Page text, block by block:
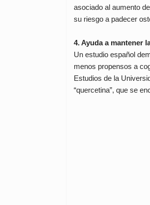
asociado al aumento
su riesgo a padecer
4. Ayuda a mantener
Un estudio español
menos propensos a
Estudios de la
“quercetina”, que se